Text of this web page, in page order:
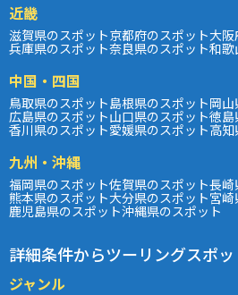
近畿
滋賀県のスポット京都府のスポット大阪
兵庫県のスポット奈良県のスポット和歌
中国・四国
鳥取県のスポット島根県のスポット岡山
広島県のスポット山口県のスポット徳島
香川県のスポット愛媛県のスポット高知
九州・沖縄
福岡県のスポット佐賀県のスポット長崎
熊本県のスポット大分県のスポット宮崎
鹿児島県のスポット沖縄県のスポット
詳細条件からツーリングスポ
ジャンル